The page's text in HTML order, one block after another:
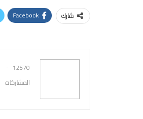
شارك Facebook
12570
المشاركات